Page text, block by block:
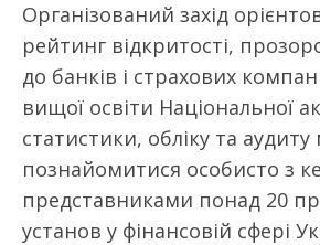
Організований захід
рейтинг відкритості,
до банків і страхових
вищої освіти Національної
статистики, обліку та аудиту
познайомитися особисто з
представниками понад 20
установ у фінансовій сфері